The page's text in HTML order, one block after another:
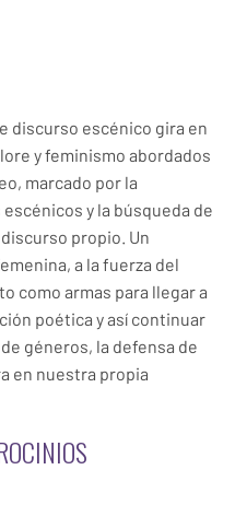
discurso escénico gira en
y feminismo abordados
marcado por la
y la búsqueda de
propio. Un
a la fuerza del
como armas para llegar a
poética y así continuar
géneros, la defensa de
en nuestra propia